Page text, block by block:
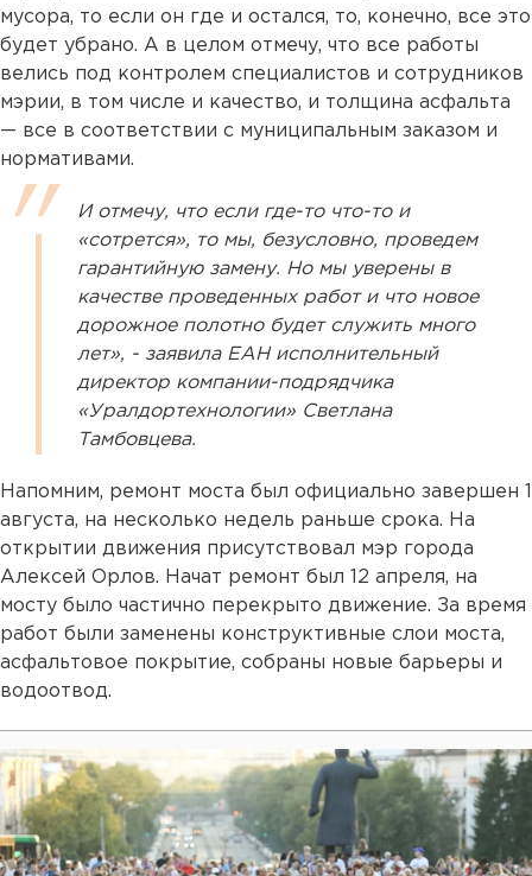
мусора, то если он где и остался, то, конечно, все это
будет убрано. А в целом отмечу, что все работы
велись под контролем специалистов и сотрудников
мэрии, в том числе и качество, и толщина асфальта
— все в соответствии с муниципальным заказом и
нормативами.
И отмечу, что если где-то что-то и
«сотрется», то мы, безусловно, проведем
гарантийную замену. Но мы уверены в
качестве проведенных работ и что новое
дорожное полотно будет служить много
лет», - заявила ЕАН исполнительный
директор компании-подрядчика
«Уралдортехнологии» Светлана
Тамбовцева.
Напомним, ремонт моста был официально завершен 1
августа, на несколько недель раньше срока. На
открытии движения присутствовал мэр города
Алексей Орлов. Начат ремонт был 12 апреля, на
мосту было частично перекрыто движение. За время
работ были заменены конструктивные слои моста,
асфальтовое покрытие, собраны новые барьеры и
водоотвод.